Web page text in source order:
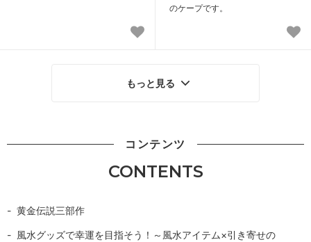
のケープです。
もっと見る
コンテンツ
CONTENTS
黄金伝説三部作
風水グッズで幸運を目指そう！～風水アイテム×引き寄せの